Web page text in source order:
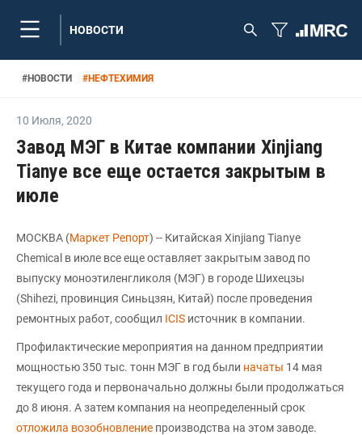
НОВОСТИ
#НОВОСТИ #НЕФТЕХИМИЯ
10 Июля, 2020
Завод МЭГ в Китае компании Xinjiang
Tianye все еще остается закрытым в
июле
МОСКВА (Маркет Репорт) -- Китайская Xinjiang Tianye
Chemical в июле все еще оставляет закрытым завод по
выпуску моноэтиленгликоля (МЭГ) в городе Шихецзы
(Shihezi, провинция Синьцзян, Китай) после проведения
ремонтных работ, сообщил ICIS источник в компании.
Профилактические мероприятия на данном предприятии
мощностью 350 тыс. тонн МЭГ в год были начаты 14 мая
текущего года и первоначально должны были продолжаться
до 8 июня. А затем компания на неопределенный срок
отложила возобновление производства на этом заводе.